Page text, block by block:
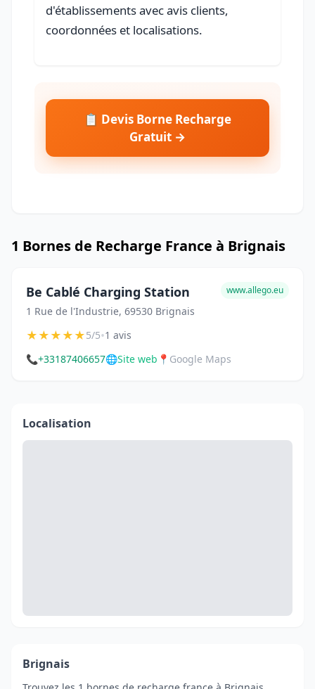
d'établissements avec avis clients,
coordonnées et localisations.
📋 Devis Borne Recharge
Gratuit →
1 Bornes de Recharge France à Brignais
Be Cablé Charging Station
1 Rue de l'Industrie, 69530 Brignais
www.allego.eu
★★★★★5/5•1 avis
📞+33187406657🌐Site web 📍 Google Maps
Localisation
Brignais